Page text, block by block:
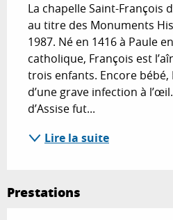
La chapelle Saint-François
au titre des Monuments
1987. Né en 1416 à Paule
catholique, François est
trois enfants. Encore
d’une grave infection à
d’Assise fut...
Lire la suite
Prestations